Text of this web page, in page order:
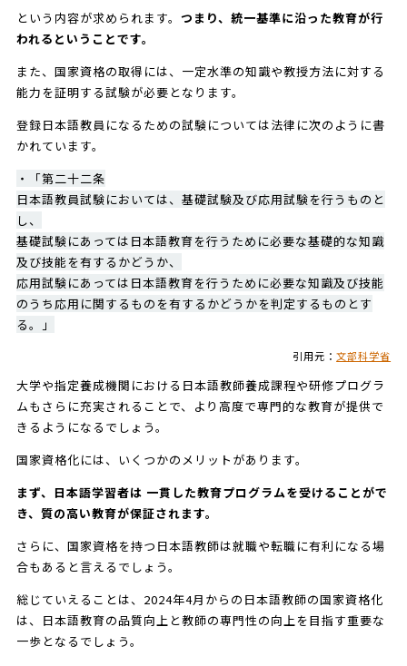
という内容が求められます。 つまり、統一基準に沿った教育が行
われるということです。
また、国家資格の取得には、一定水準の知識や教授方法に対する
能力を証明する試験が必要となります。
登録日本語教員になるための試験については法律に次のように書
かれています。
・「第二十二条
日本語教員試験においては、基礎試験及び応用試験を行うものと
し、
基礎試験にあっては日本語教育を行うために必要な基礎的な知識
及び技能を有するかどうか、
応用試験にあっては日本語教育を行うために必要な知識及び技能
のうち応用に関するものを有するかどうかを判定するものとす
る。」
引用元：文部科学省
大学や指定養成機関における日本語教師養成課程や研修プログラ
ムもさらに充実されることで、より高度で専門的な教育が提供で
きるようになるでしょう。
国家資格化には、いくつかのメリットがあります。
まず、日本語学習者は 一貫した教育プログラムを受けることがで
き、質の高い教育が保証されます。
さらに、国家資格を持つ日本語教師は就職や転職に有利になる場
合もあると言えるでしょう。
総じていえることは、2024年4月からの日本語教師の国家資格化
は、日本語教育の品質向上と教師の専門性の向上を目指す重要な
一歩となるでしょう。